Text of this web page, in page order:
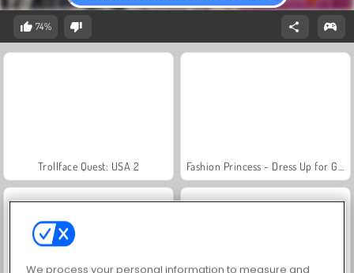
74%
Trollface Quest: USA 2
We process your personal information to measure and